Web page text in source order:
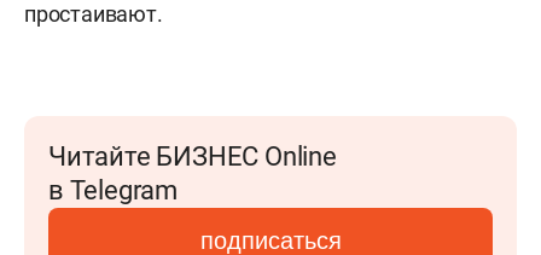
простаивают.
Читайте БИЗНЕС Online
в Telegram
подписаться